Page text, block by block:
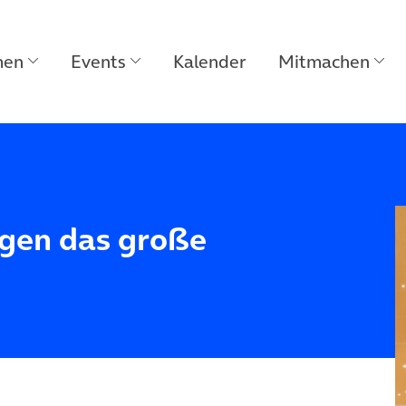
Events Kalender Mitmachen
das große